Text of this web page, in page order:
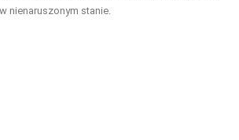
w nienaruszonym stanie.